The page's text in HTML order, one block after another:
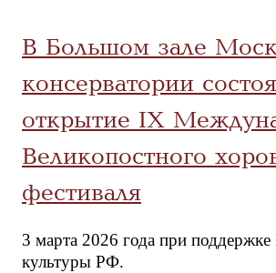
В Большом зале
консерватории
открытие IX
Великопостного
фестиваля
3 марта 2026 года при поддержке
культуры РФ.